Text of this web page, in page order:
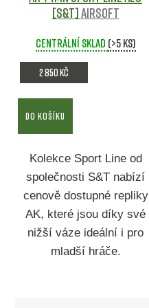
[S&T]Airsoft
Centrální sklad (>5 ks)
2 850 Kč
DO KOŠÍKU
Kolekce Sport Line od
společnosti S&T nabízí
cenově dostupné repliky
AK, které jsou díky své
nižší váze ideální i pro
mladší hráče.